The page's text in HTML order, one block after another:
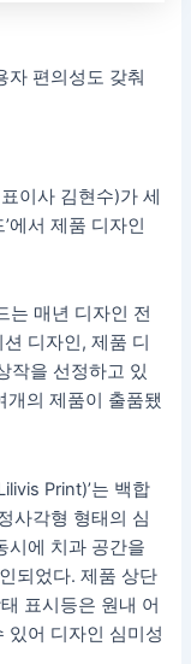
편의성도 갖춰
이사 김현수)가 세
에서 제품 디자인
는 매년 디자인 전
디자인, 제품 디
작을 선정하고 있
개의 제품이 출품됐
Print)’는 백합
사각형 형태의 심
시에 치과 공간을
되었다. 제품 상단
표시등은 원내 어
있어 디자인 심미성